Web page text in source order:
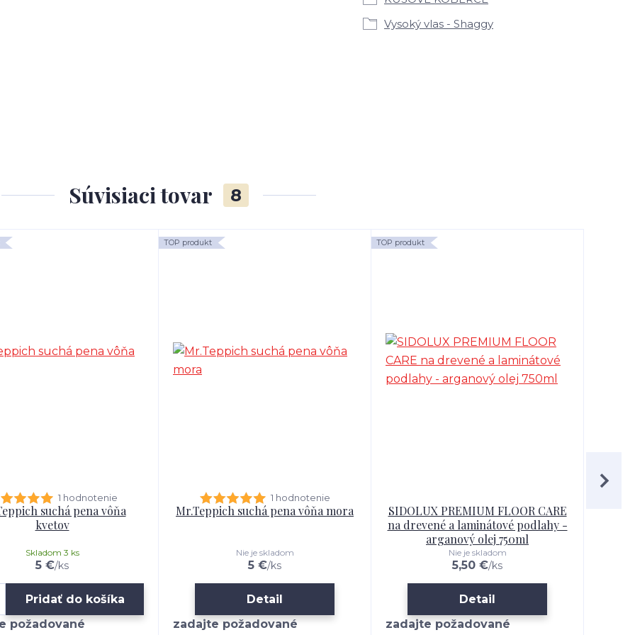
Vysoký vlas - Shaggy
Súvisiaci tovar 8
1 hodnotenie
suchá pena vôňa
kvetov
5 €/ks
Skladom 3 ks
Pridať do košíka
TOP produkt
1 hodnotenie
Mr.Teppich suchá pena vôňa mora
5 €/ks
Nie je skladom
Detail
TOP produkt
SIDOLUX PREMIUM FLOOR CARE
na drevené a laminátové podlahy -
arganový olej 750ml
5,50 €/ks
Nie je skladom
Detail